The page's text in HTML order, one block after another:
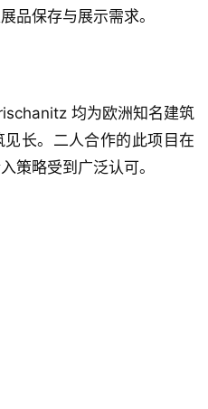
品保存与展示需求。
均为欧洲知名建筑
长。二人合作的此项目在
策略受到广泛认可。